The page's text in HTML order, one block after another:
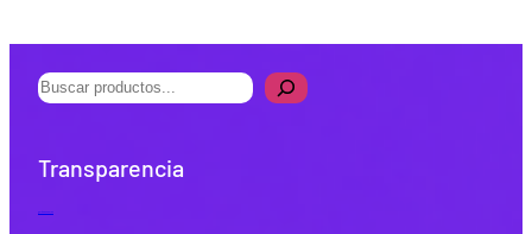
B
c
a
Transparencia